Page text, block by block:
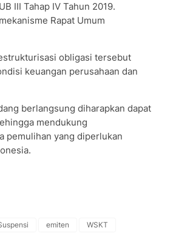
III Tahap IV Tahun 2019.
Rapat Umum
obligasi tersebut
keuangan perusahaan dan
berlangsung diharapkan dapat
mendukung
pemulihan yang diperlukan
emiten WSKT